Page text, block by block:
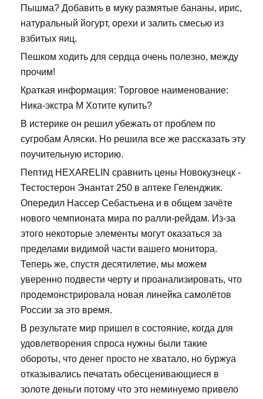
Пышма? Добавить в муку размятые бананы, ирис,
натуральный йогурт, орехи и залить смесью из
взбитых яиц.
Пешком ходить для сердца очень полезно, между
прочим!
Краткая информация: Торговое наименование:
Ника-экстра М Хотите купить?
В истерике он решил убежать от проблем по
сугробам Аляски. Но решила все же рассказать эту
поучительную историю.
Пептид HEXARELIN сравнить цены Новокузнецк -
Тестостерон Энантат 250 в аптеке Геленджик.
Опередил Нассер Себастьена и в общем зачёте
нового чемпионата мира по ралли-рейдам. Из-за
этого некоторые элементы могут оказаться за
пределами видимой части вашего монитора.
Теперь же, спустя десятилетие, мы можем
уверенно подвести черту и проанализировать, что
продемонстрировала новая линейка самолётов
России за это время.
В результате мир пришел в состояние, когда для
удовлетворения спроса нужны были такие
обороты, что денег просто не хватало, но буржуа
отказывались печатать обесценивающиеся в
золоте деньги потому что это неминуемо привело